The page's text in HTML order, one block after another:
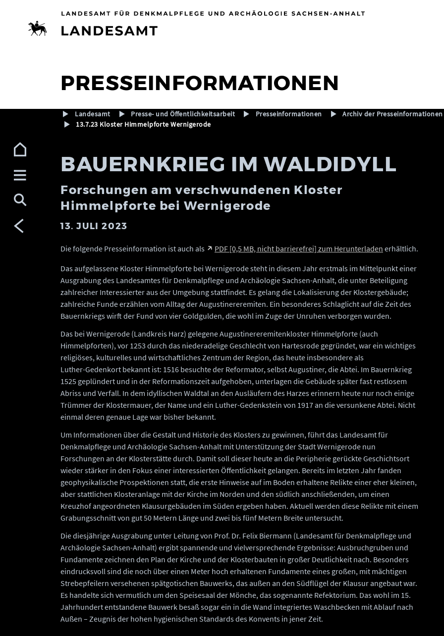
PRESSEINFORMATIONEN
Landesamt Presse- und Öffentlichkeitsarbeit Presseinformationen Archiv der Presseinformationen
13.7.23 Kloster Himmelpforte Wernigerode
BAUERNKRIEG IM WALDIDYLL
Forschungen am verschwundenen Kloster
Himmelpforte bei Wernigerode
13. JULI 2023
Die folgende Presseinformation ist auch als PDF [0,5 MB, nicht barrierefrei] zum Herunterladen erhältlich.
Das aufgelassene Kloster Himmelpforte bei Wernigerode steht in diesem Jahr erstmals im Mittelpunkt einer
Ausgrabung des Landesamtes für Denkmalpflege und Archäologie Sachsen-Anhalt, die unter Beteiligung
zahlreicher Interessierter aus der Umgebung stattfindet. Es gelang die Lokalisierung der Klostergebäude;
zahlreiche Funde erzählen vom Alltag der Augustinereremiten. Ein besonderes Schlaglicht auf die Zeit des
Bauernkriegs wirft der Fund von vier Goldgulden, die wohl im Zuge der Unruhen verborgen wurden.
Das bei Wernigerode (Landkreis Harz) gelegene Augustinereremitenkloster Himmelpforte (auch
Himmelpforten), vor 1253 durch das niederadelige Geschlecht von Hartesrode gegründet, war ein wichtiges
religiöses, kulturelles und wirtschaftliches Zentrum der Region, das heute insbesondere als
Luther-Gedenkort bekannt ist: 1516 besuchte der Reformator, selbst Augustiner, die Abtei. Im Bauernkrieg
1525 geplündert und in der Reformationszeit aufgehoben, unterlagen die Gebäude später fast restlosem
Abriss und Verfall. In dem idyllischen Waldtal an den Ausläufern des Harzes erinnern heute nur noch einige
Trümmer der Klostermauer, der Name und ein Luther-Gedenkstein von 1917 an die versunkene Abtei. Nicht
einmal deren genaue Lage war bisher bekannt.
Um Informationen über die Gestalt und Historie des Klosters zu gewinnen, führt das Landesamt für
Denkmalpflege und Archäologie Sachsen-Anhalt mit Unterstützung der Stadt Wernigerode nun
Forschungen an der Klosterstätte durch. Damit soll dieser heute an die Peripherie gerückte Geschichtsort
wieder stärker in den Fokus einer interessierten Öffentlichkeit gelangen. Bereits im letzten Jahr fanden
geophysikalische Prospektionen statt, die erste Hinweise auf im Boden erhaltene Relikte einer eher kleinen,
aber stattlichen Klosteranlage mit der Kirche im Norden und den südlich anschließenden, um einen
Kreuzhof angeordneten Klausurgebäuden im Süden ergeben haben. Aktuell werden diese Relikte mit einem
Grabungsschnitt von gut 50 Metern Länge und zwei bis fünf Metern Breite untersucht.
Die diesjährige Ausgrabung unter Leitung von Prof. Dr. Felix Biermann (Landesamt für Denkmalpflege und
Archäologie Sachsen-Anhalt) ergibt spannende und vielversprechende Ergebnisse: Ausbruchgruben und
Fundamente zeichnen den Plan der Kirche und der Klosterbauten in großer Deutlichkeit nach. Besonders
eindrucksvoll sind die noch über einen Meter hoch erhaltenen Fundamente eines großen, mit mächtigen
Strebepfeilern versehenen spätgotischen Bauwerks, das außen an den Südflügel der Klausur angebaut war.
Es handelte sich vermutlich um den Speisesaal der Mönche, das sogenannte Refektorium. Das wohl im 15.
Jahrhundert entstandene Bauwerk besaß sogar ein in die Wand integriertes Waschbecken mit Ablauf nach
Außen – Zeugnis der hohen hygienischen Standards des Konvents in jener Zeit.